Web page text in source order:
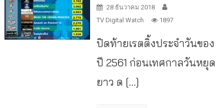
28 ธันวาคม 2018
TV Digital Watch
1897
ปิดท้ายเรตติ้งประจำวันของ
ปี 2561 ก่อนเทศกาลวันหยุด
ยาว ด […]